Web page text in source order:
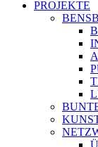
PROJEKTE